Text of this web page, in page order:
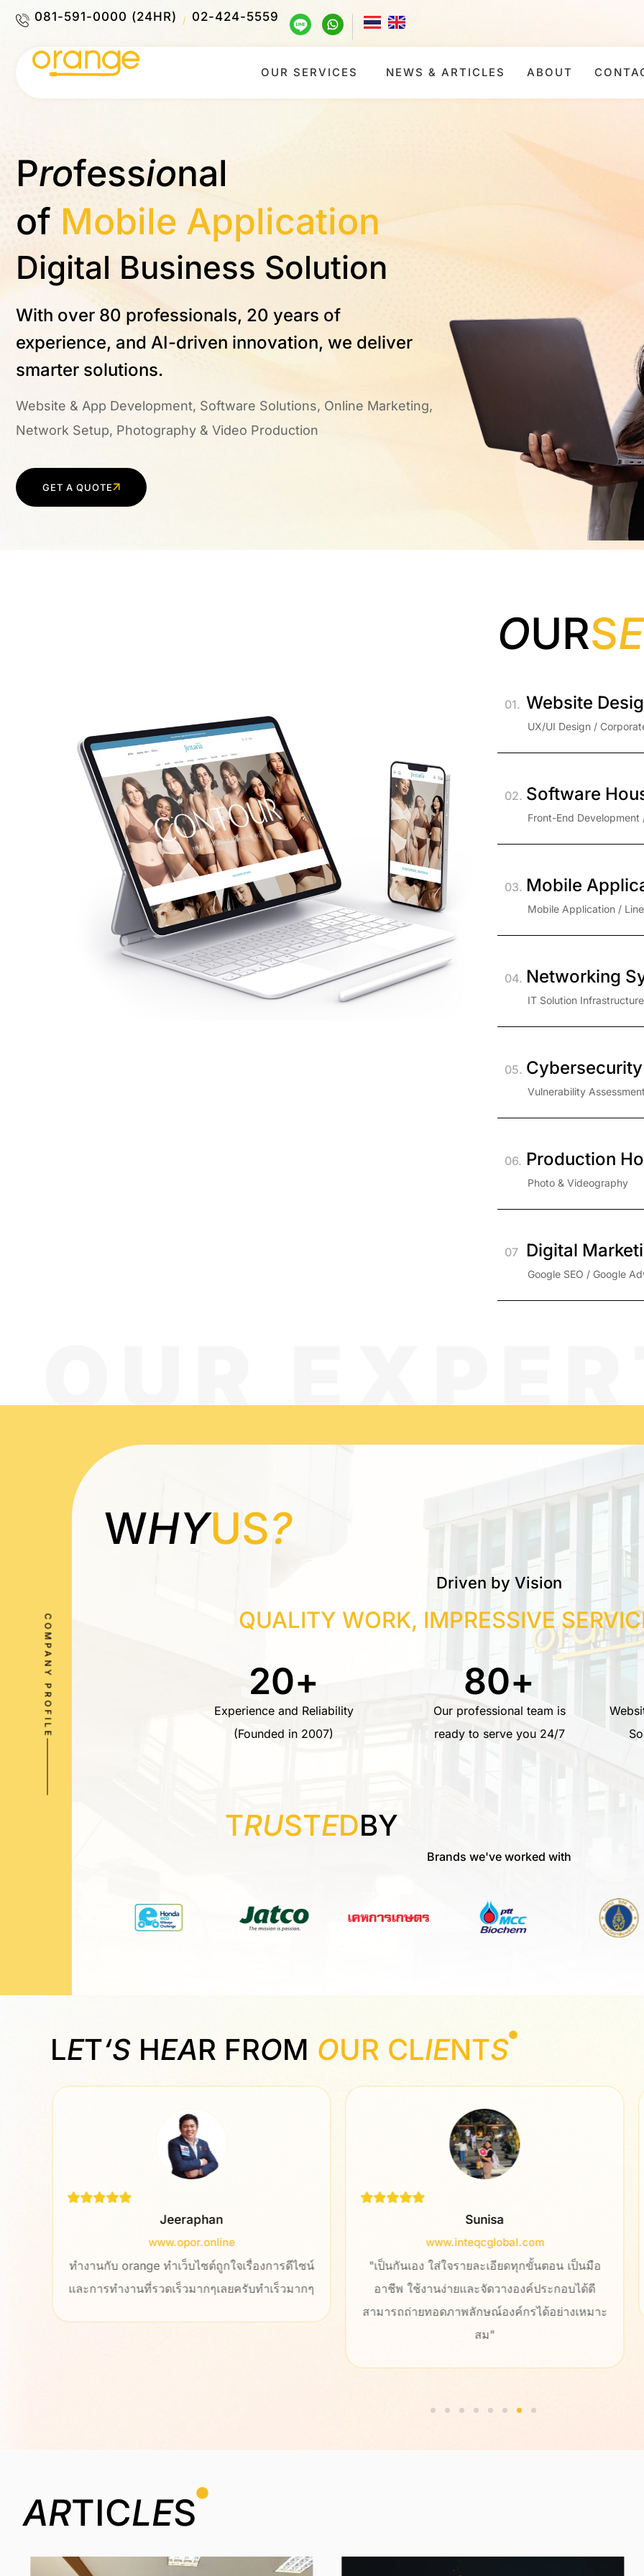
081-591-0000 (24HR) / 02-424-5559
OUR SERVICES NEWS & ARTICLES ABOUT
Professional
of
ile Application
Digital Business Solution
With over 80 professionals, 20 years of
experience, and AI-driven innovation, we deliver
smarter solutions.
Website & App Development, Software Solutions, Online Marketing,
Network Setup, Photography & Video Production
GET A QUOTE
OURS
01. Website
UX/UI Design /
02. Software
Front-End
03. Mobile
Mobile Application /
04. Networking
IT Solution Infrastructure
05.
Vulnerability
06. Production
Photo & Videography
07 Digital
Google SEO / Google
OUR
COMPANY PROFILE
WHYUS?
Driven by Vision
QUALITY WORK, IMPRESSIVE
Experience and Reliability
(Founded in 2007)
20+
Our professional team is
ready to serve you 24/7
80+
TRUSTEDBY
Brands we've worked with
LET‘S HEAR FROM OUR CLIENTS
Jeeraphan
www.opor.online
ทำงานกับ orange ทำเว็บไซต์ถูกใจเรื่องการดีไซน์
และการทำงานที่รวดเร็วมากๆเลยครับทำเร็วมากๆ
Sunisa
www.inteqcglobal.com
"เป็นกันเอง ใส่ใจรายละเอียดทุกขั้นตอน เป็นมือ
อาชีพ ใช้งานง่ายและจัดวางองค์ประกอบได้ดี
สามารถถ่ายทอดภาพลักษณ์องค์กรได้อย่างเหมาะ
สม"
ARTICLES